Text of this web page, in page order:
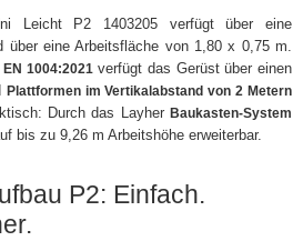
Leicht P2 1403205 verfügt über eine
über eine Arbeitsfläche von 1,80 x 0,75 m.
1004:2021verfügt das Gerüst über einen
Plattformen im Vertikalabstand von 2 Metern
Durch das Layher Baukasten-System
bis zu 9,26 m Arbeitshöhe erweiterbar.
P2: Einfach.